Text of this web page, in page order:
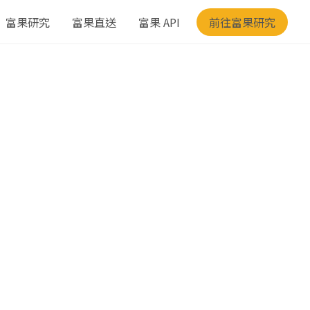
富果研究 富果直送 富果 API 前往富果研究